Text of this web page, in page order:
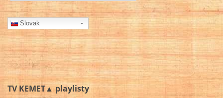
Slovak
TV KEMET▲ playlisty